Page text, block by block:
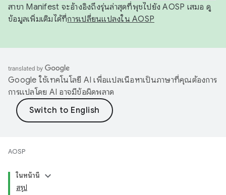
สาขา Manifest จะอ้างอิงถึงรุ่นล่าสุดที่พุชไปยัง AOSP เสมอ ดู
ข้อมูลเพิ่มเติมได้ที่การเปลี่ยนแปลงใน AOSP
Google ใช้เทคโนโลยี AI เพื่อแปลเนื้อหาเป็นภาษาที่คุณต้องการ
การแปลโดย AI อาจมีข้อผิดพลาด
AOSP
ในหน้านี้
สรุป